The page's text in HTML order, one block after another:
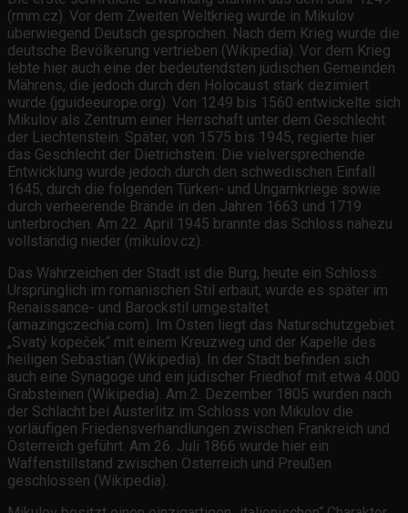
(rmm.cz). Vor dem Zweiten Weltkrieg wurde in Mikulov
überwiegend Deutsch gesprochen. Nach dem Krieg wurde die
deutsche Bevölkerung vertrieben (Wikipedia). Vor dem Krieg
lebte hier auch eine der bedeutendsten jüdischen Gemeinden
Mährens, die jedoch durch den Holocaust stark dezimiert
wurde (jguideeurope.org). Von 1249 bis 1560 entwickelte sich
Mikulov als Zentrum einer Herrschaft unter dem Geschlecht
der Liechtenstein. Später, von 1575 bis 1945, regierte hier
das Geschlecht der Dietrichstein. Die vielversprechende
Entwicklung wurde jedoch durch den schwedischen Einfall
1645, durch die folgenden Türken- und Ungarnkriege sowie
durch verheerende Brände in den Jahren 1663 und 1719
unterbrochen. Am 22. April 1945 brannte das Schloss nahezu
vollständig nieder (mikulov.cz).
Das Wahrzeichen der Stadt ist die Burg, heute ein Schloss.
Ursprünglich im romanischen Stil erbaut, wurde es später im
Renaissance- und Barockstil umgestaltet
(amazingczechia.com). Im Osten liegt das Naturschutzgebiet
„Svatý kopeček“ mit einem Kreuzweg und der Kapelle des
heiligen Sebastian (Wikipedia). In der Stadt befinden sich
auch eine Synagoge und ein jüdischer Friedhof mit etwa 4.000
Grabsteinen (Wikipedia). Am 2. Dezember 1805 wurden nach
der Schlacht bei Austerlitz im Schloss von Mikulov die
vorläufigen Friedensverhandlungen zwischen Frankreich und
Österreich geführt. Am 26. Juli 1866 wurde hier ein
Waffenstillstand zwischen Österreich und Preußen
geschlossen (Wikipedia).